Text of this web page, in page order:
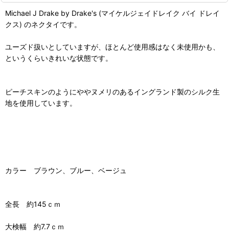
Michael J Drake by Drake's (マイケルジェイドレイク バイ ドレイ
クス) のネクタイです。
ユーズド扱いとしていますが、ほとんど使用感はなく未使用かも、
というくらいきれいな状態です。
ピーチスキンのようにややヌメリのあるイングランド製のシルク生
地を使用しています。
カラー ブラウン、ブルー、ベージュ
全長 約145ｃｍ
大検幅 約7.7ｃｍ